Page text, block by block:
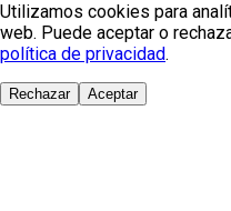
Utilizamos cookies para
web. Puede aceptar o
política de privacidad.
Rechazar Aceptar